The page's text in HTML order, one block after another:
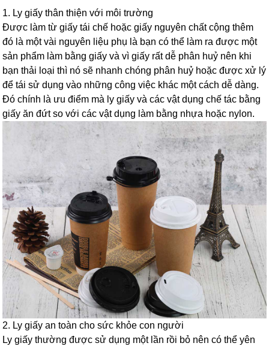
1. Ly giấy thân thiện với môi trường
Được làm từ giấy tái chế hoặc giấy nguyên chất cộng thêm
đó là một vài nguyên liệu phụ là bạn có thể làm ra được một
sản phẩm làm bằng giấy và vì giấy rất dễ phân huỷ nên khi
bạn thải loại thì nó sẽ nhanh chóng phân huỷ hoặc được xử lý
để tái sử dụng vào những công việc khác một cách dễ dàng.
Đó chính là ưu điểm mà ly giấy và các vật dụng chế tác bằng
giấy ăn đứt so với các vật dụng làm bằng nhựa hoặc nylon.
2. Ly giấy an toàn cho sức khỏe con người
Ly giấy thường được sử dụng một lần rồi bỏ nên có thể yên